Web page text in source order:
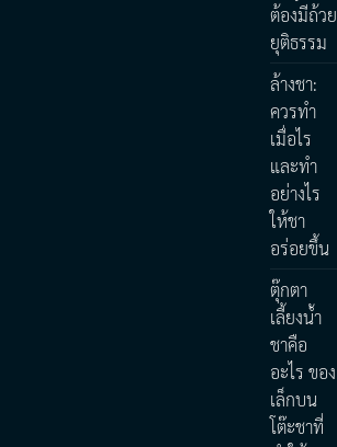
ต้องมีถ้วย
ยุติธรรม
ล้างชา:
ควรทำ
เมื่อไร
และทำ
อย่างไร
ให้ชา
อร่อยขึ้น
ตุ๊กตา
เลี้ยงน้ำ
ชาคือ
อะไร ของ
เล็กบน
โต๊ะชาที่